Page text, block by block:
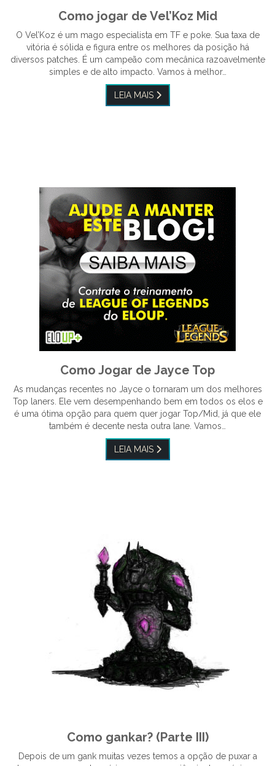
Como jogar de Vel’Koz Mid
O Vel’Koz é um mago especialista em TF e poke. Sua taxa de
vitória é sólida e figura entre os melhores da posição há
diversos patches. É um campeão com mecânica razoavelmente
simples e de alto impacto. Vamos à melhor…
LEIA MAIS
Como Jogar de Jayce Top
As mudanças recentes no Jayce o tornaram um dos melhores
Top laners. Ele vem desempenhando bem em todos os elos e
é uma ótima opção para quem quer jogar Top/Mid, já que ele
também é decente nesta outra lane. Vamos…
LEIA MAIS
Como gankar? (Parte III)
Depois de um gank muitas vezes temos a opção de puxar a